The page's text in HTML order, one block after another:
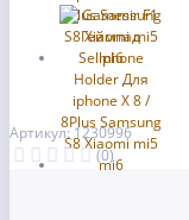
Артикул: 1230996
(0)